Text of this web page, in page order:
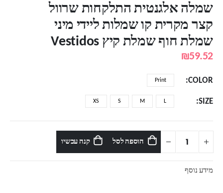
שמלה אלגנטית התלקחות שרוול
קצר מקרית קו שמלות ליידי מיני
שמלת חוף שמלת קיץ Vestidos
₪59.52
COLOR
Print
SIZE
L
M
S
XS
הוספה לסל קנה עכשיו
מידע נוסף